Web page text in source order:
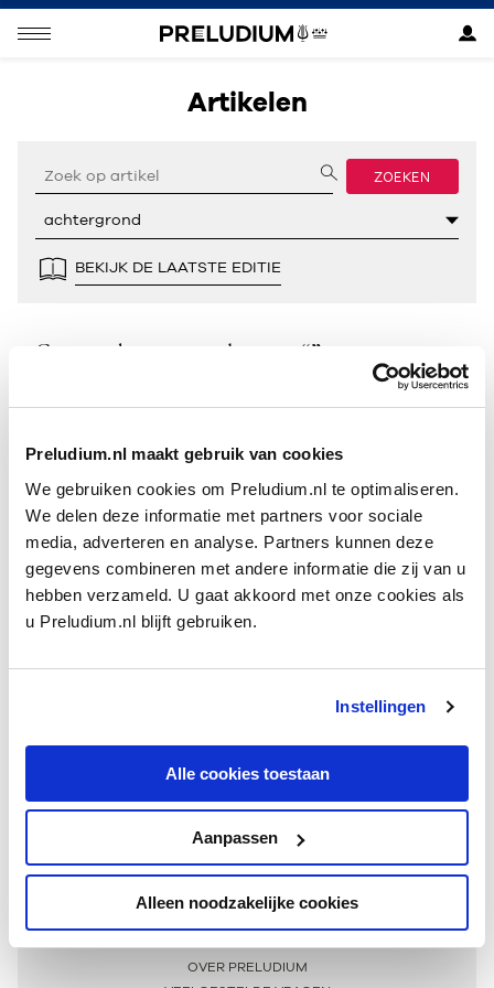
Preludium.nl maakt gebruik van cookies
We gebruiken cookies om Preludium.nl te optimaliseren.
We delen deze informatie met partners voor sociale
media, adverteren en analyse. Partners kunnen deze
gegevens combineren met andere informatie die zij van u
hebben verzameld. U gaat akkoord met onze cookies als
u Preludium.nl blijft gebruiken.
Instellingen
Alle cookies toestaan
Aanpassen
Alleen noodzakelijke cookies
Artikelen
ZOEKEN
BEKIJK DE LAATSTE EDITIE
Geen resultaten gevonden voor “”.
Meer informatie
OVER PRELUDIUM